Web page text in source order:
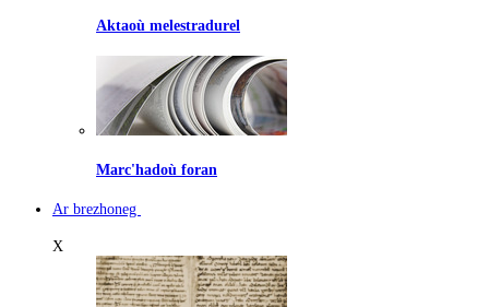
Aktaoù melestradurel
Marc'hadoù foran
Ar brezhoneg
X